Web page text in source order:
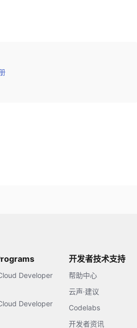
Developer
Developer
开发者技术支持
帮助中心
云声·建议
Codelabs
开发者资讯